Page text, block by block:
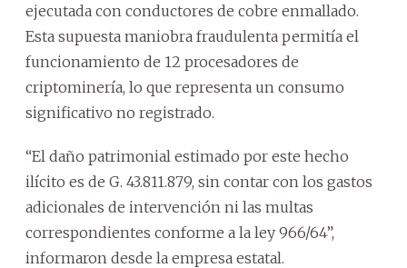
ejecutada con conductores de cobre enmallado.
Esta supuesta maniobra fraudulenta permitía el
funcionamiento de 12 procesadores de
criptominería, lo que representa un consumo
significativo no registrado.
“El daño patrimonial estimado por este hecho
ilícito es de G. 43.811.879, sin contar con los gastos
adicionales de intervención ni las multas
correspondientes conforme a la ley 966/64”,
informaron desde la empresa estatal.